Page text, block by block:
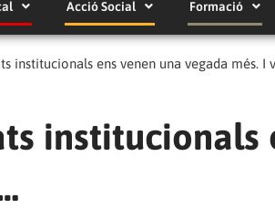
Acció Social Formació
institucionals ens venen una vegada més. I
institucionals